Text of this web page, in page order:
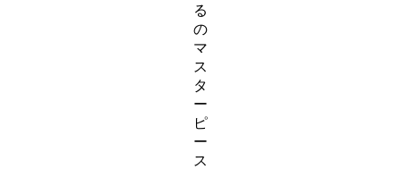
る
の
マ
ス
タ
ー
ピ
ー
ス